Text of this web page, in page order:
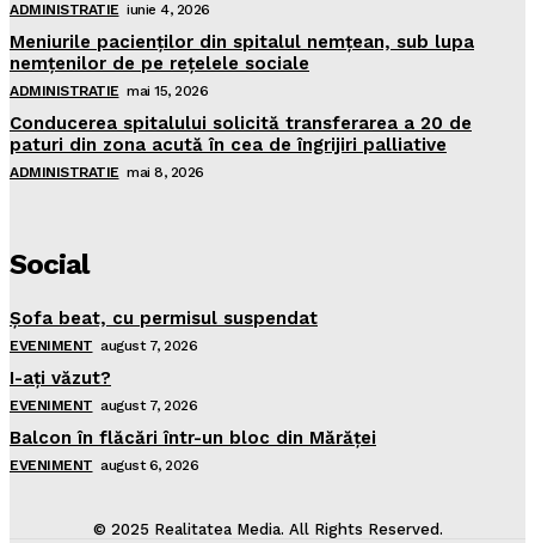
ADMINISTRATIE iunie 4, 2026
Meniurile pacienţilor din spitalul nemţean, sub lupa
nemţenilor de pe reţelele sociale
ADMINISTRATIE mai 15, 2026
Conducerea spitalului solicită transferarea a 20 de
paturi din zona acută în cea de îngrijiri palliative
ADMINISTRATIE mai 8, 2026
Social
Şofa beat, cu permisul suspendat
EVENIMENT august 7, 2026
I-aţi văzut?
EVENIMENT august 7, 2026
Balcon în flăcări într-un bloc din Mărăţei
EVENIMENT august 6, 2026
© 2025 Realitatea Media. All Rights Reserved.